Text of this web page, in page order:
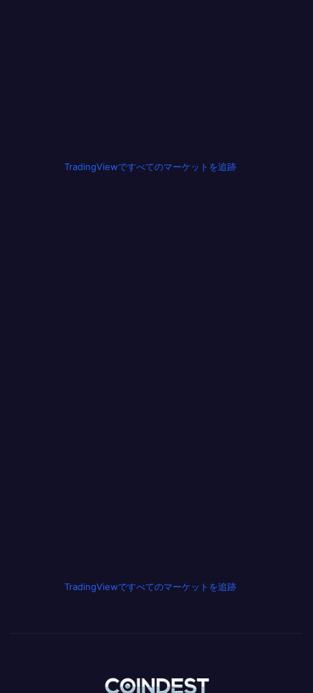
TradingViewですべてのマーケットを追跡
TradingViewですべてのマーケットを追跡